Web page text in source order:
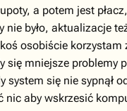
a potem jest
nie było, aktualizacje
osobiście korzystam
się mniejsze problemy
system się nie sypnął
nic aby wskrzesić